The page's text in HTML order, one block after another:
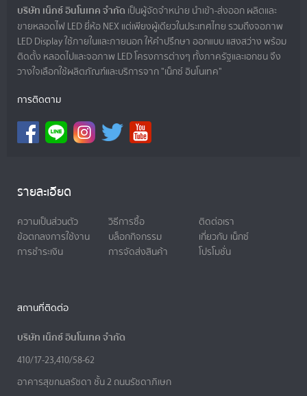
บริษัท เน็กซ์ อินโนเทค จำกัด เป็นผู้จัดจำหน่าย นำเข้า-ส่งออก ผลิตและ
ขายหลอดไฟ LED ยี่ห้อ NEX แต่เพียงผู้เดียวในประเทศไทย รวมถึงจอภาพ
LED Display ใช้ภายในและภายนอก ให้คำปรึกษา ออกแบบ แสงสว่าง พร้อม
ติดตั้ง หลอดไปและจอภาพ LED โครงการต่างๆ ทั้งภาครัฐและเอกชน จึง
วางใจเลือกใช้ผลิตภัณฑ์และบริการจาก "เน็กซ์ อินโนเทค"
การติดตาม
รายละเอียด
ความเป็นส่วนตัว
ข้อตกลงการใช้งาน
การชำระเงิน
วิธีการซื้อ
บล็อกกิจกรรม
การจัดส่งสินค้า
ติดต่อเรา
เกี่ยวกับ เน็กซ์
โปรโมชั่น
สถานที่ติดต่อ
บริษัท เน็กซ์ อินโนเทค จำกัด
410/17-23,410/58-62
อาคารสุขกมลรัชดา ชั้น 2 ถนนรัชดาภิเษก